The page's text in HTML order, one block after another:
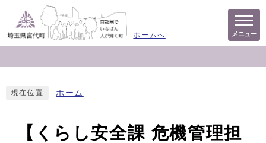
ホームへ メニュー
現在位置 ホーム
【くらし安全課 危機管理担